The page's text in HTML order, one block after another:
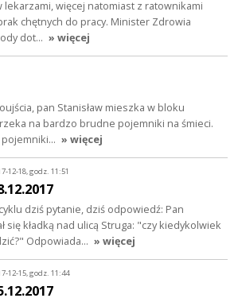
więcej natomiast z ratownikami
chętnych do pracy. Minister Zdrowia
dot… » więcej
pan Stanisław mieszka w bloku
na bardzo brudne pojemniki na śmieci.
pojemniki… » więcej
12-18, godz. 11:51
dziś pytanie, dziś odpowiedź: Pan
się kładką nad ulicą Struga: "czy kiedykolwiek
Odpowiada… » więcej
12-15, godz. 11:44